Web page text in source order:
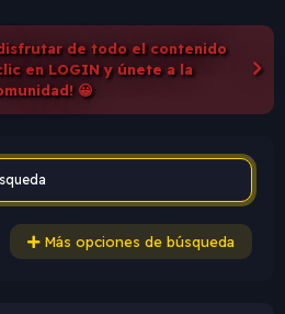
de todo el contenido
en LOGIN y únete a la
😀
Más opciones de búsqueda